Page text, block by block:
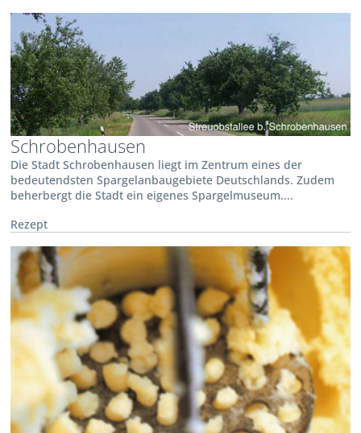
Schrobenhausen
Die Stadt Schrobenhausen liegt im Zentrum eines der
bedeutendsten Spargelanbaugebiete Deutschlands. Zudem
beherbergt die Stadt ein eigenes Spargelmuseum....
Rezept